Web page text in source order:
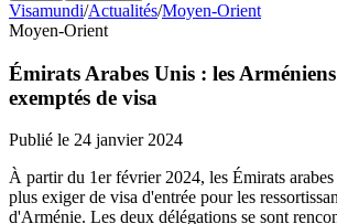
Visamundi/Actualités/Moyen-Orient
Moyen-Orient
Émirats Arabes Unis : les
exemptés de visa
Publié le 24 janvier 2024
À partir du 1er février 2024, les Émirats
plus exiger de visa d'entrée pour les
d'Arménie. Les deux délégations se sont